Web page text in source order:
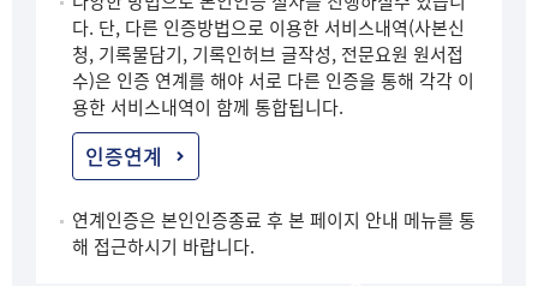
다. 단, 다른 인증방법으로 이용한 서비스내역(사본신
청, 기록물담기, 기록인허브 글작성, 전문요원 원서접
수)은 인증 연계를 해야 서로 다른 인증을 통해 각각 이
용한 서비스내역이 함께 통합됩니다.
인증연계
연계인증은 본인인증종료 후 본 페이지 안내 메뉴를 통
해 접근하시기 바랍니다.